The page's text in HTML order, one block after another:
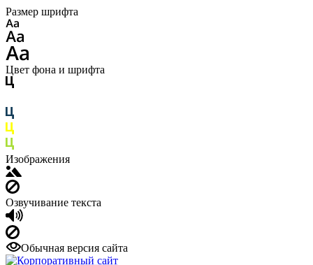
Размер шрифта
Цвет фона и шрифта
Изображения
Озвучивание текста
Обычная версия сайта